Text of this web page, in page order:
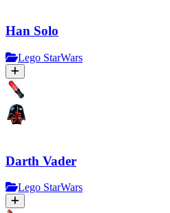
Han Solo
Lego StarWars
Darth Vader
Lego StarWars